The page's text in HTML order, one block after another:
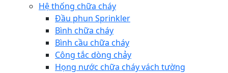
Hệ thống chữa cháy
Đầu phun Sprinkler
Bình chữa cháy
Bình cầu chữa cháy
Công tắc dòng chảy
Họng nước chữa cháy vách tường